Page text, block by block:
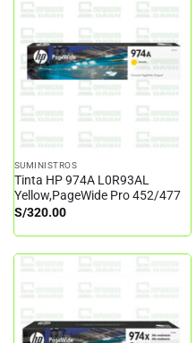
SUMINISTROS
Tinta HP 974A L0R93AL
Yellow,PageWide Pro 452/477
S/320.00